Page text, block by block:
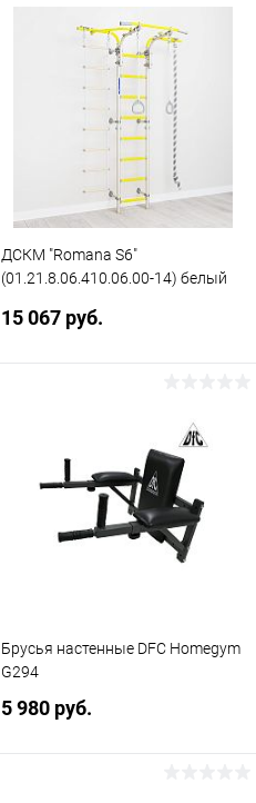
Подписаться
Купить в 1 клик Сравнение
В избранное Недоступно
ДСКМ "Romana S6"
(01.21.8.06.410.06.00-14) белый
15 067 руб.
Купить в 1 клик Сравнение
В избранное Недоступно
Брусья настенные DFC Homegym
G294
5 980 руб.